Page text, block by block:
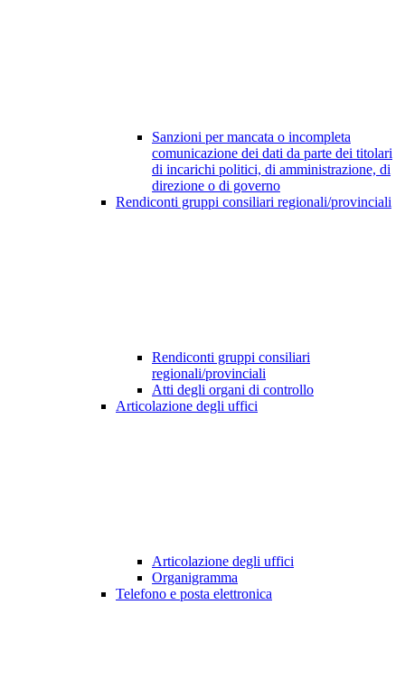
Sanzioni per mancata o incompleta
comunicazione dei dati da parte dei titolari
di incarichi politici, di amministrazione, di
direzione o di governo
Rendiconti gruppi consiliari regionali/provinciali
Rendiconti gruppi consiliari
regionali/provinciali
Atti degli organi di controllo
Articolazione degli uffici
Articolazione degli uffici
Organigramma
Telefono e posta elettronica